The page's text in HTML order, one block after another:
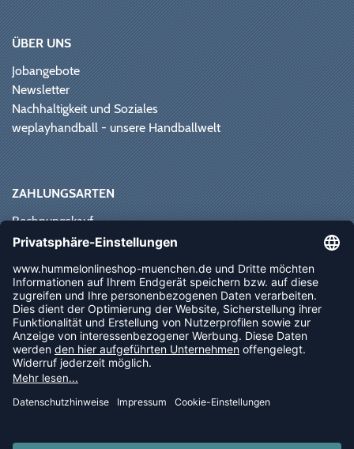
ÜBER UNS
Jobangebote
Newsletter
Nachhaltigkeit und Soziales
weplayhandball - unsere Handballwelt
ZAHLUNGSARTEN
Rechnungskauf
Paypal
Vorkasse
Sofortüberweisung
NEWSLETTER